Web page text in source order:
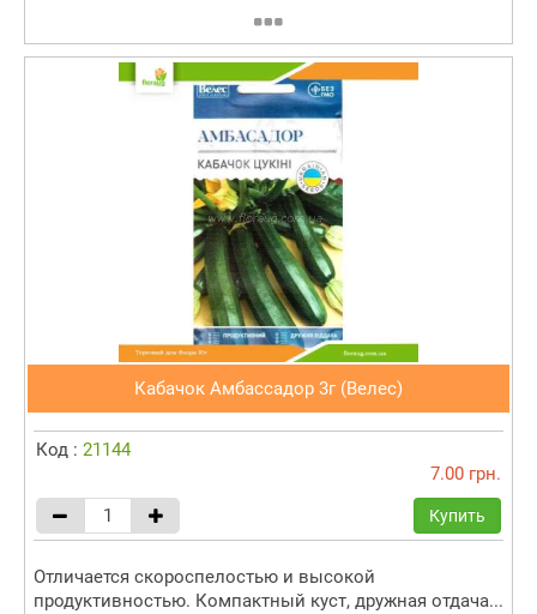
Кабачок Амбассадор 3г (Велес)
Код : 21144
7.00 грн.
Купить
Отличается скороспелостью и высокой
продуктивностью. Компактный куст, дружная отдача...